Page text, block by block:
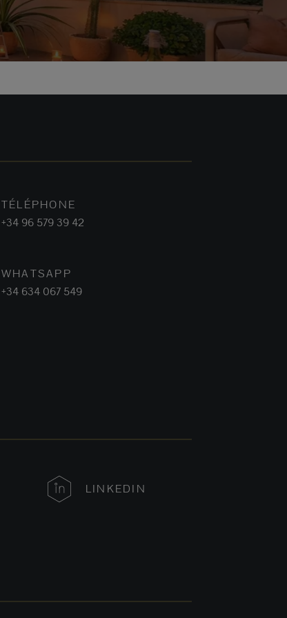
TÉLÉPHONE
+34 96 579 39 42
WHATSAPP
+34 634 067 549
LINKEDIN